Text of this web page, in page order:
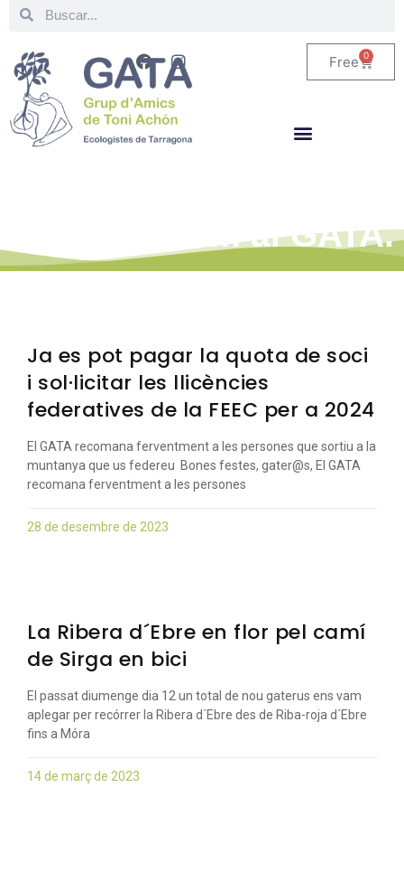
Free 0
tot el que fem al GATA.
Ja es pot pagar la quota de soci
i sol·licitar les llicències
federatives de la FEEC per a 2024
El GATA recomana ferventment a les persones que sortiu a la
muntanya que us federeu Bones festes, gater@s, El GATA
recomana ferventment a les persones
28 de desembre de 2023
La Ribera d´Ebre en flor pel camí
de Sirga en bici
El passat diumenge dia 12 un total de nou gaterus ens vam
aplegar per recórrer la Ribera d´Ebre des de Riba-roja d´Ebre
fins a Móra
14 de març de 2023